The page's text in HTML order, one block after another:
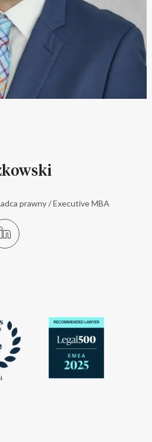
prawny / Executive MBA